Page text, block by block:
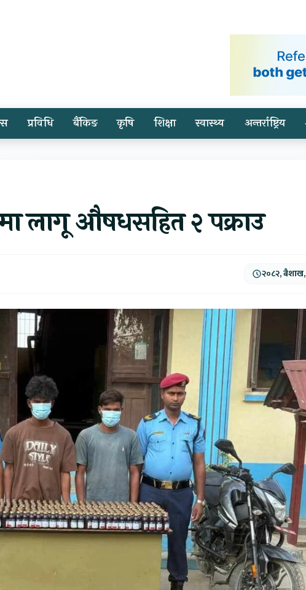
प्रविधि बैंकिङ कृषि शिक्षा स्वास्थ्य अन्तर्राष्ट्रिय
लागू औषधसहित २ पक्राउ
२०८२,